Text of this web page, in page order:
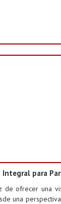
para
de ofrecer una
una